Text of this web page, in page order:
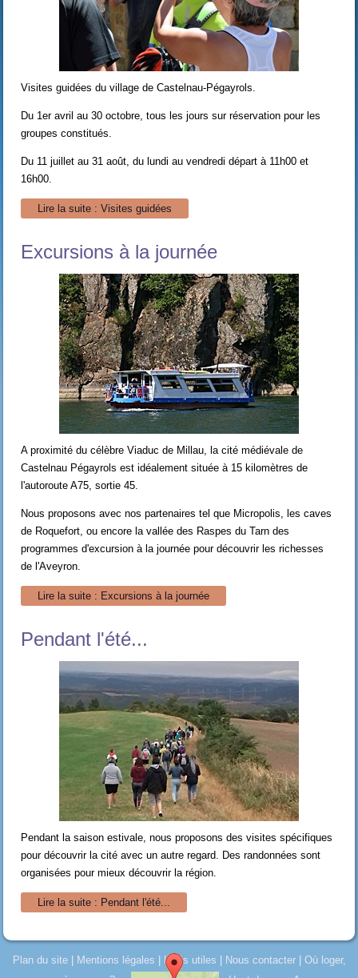
Visites guidées du village de Castelnau-Pégayrols.
Du 1er avril au 30 octobre, tous les jours sur réservation pour les
groupes constitués.
Du 11 juillet au 31 août, du lundi au vendredi départ à 11h00 et
16h00.
Lire la suite : Visites guidées
Excursions à la journée
A proximité du célèbre Viaduc de Millau, la cité médiévale de
Castelnau Pégayrols est idéalement située à 15 kilomètres de
l'autoroute A75, sortie 45.
Nous proposons avec nos partenaires tel que Micropolis, les caves
de Roquefort, ou encore la vallée des Raspes du Tarn des
programmes d'excursion à la journée pour découvrir les richesses
de l'Aveyron.
Lire la suite : Excursions à la journée
Pendant l'été...
Pendant la saison estivale, nous proposons des visites spécifiques
pour découvrir la cité avec un autre regard. Des randonnées sont
organisées pour mieux découvrir la région.
Lire la suite : Pendant l'été...
Plan du site| Mentions légales Liens utiles Nous contacter| Où loger,